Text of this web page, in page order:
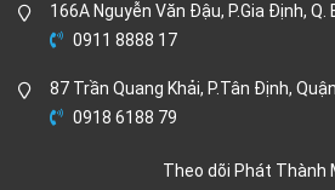
166A Nguyễn Văn Đậu, P.Gia Định, Q.
0911 8888 17
87 Trần Quang Khải, P.Tân Định,
0918 6188 79
Theo dõi Phát Thành